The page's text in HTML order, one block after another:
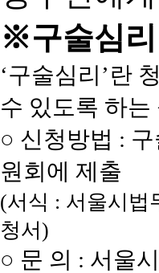
※구술심
‘구술심리’란
수 있도록 하
○ 신청방법 :
원회에 제출
(서식 : 서울시
청서)
○ 문 의 : 서울